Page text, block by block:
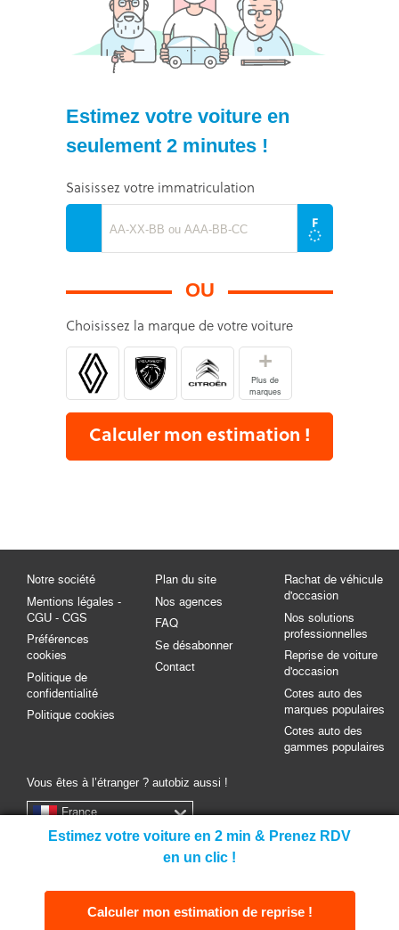
Estimez votre voiture en
seulement 2 minutes !
Saisissez votre immatriculation
OU
Choisissez la marque de votre voiture
+
Plus de
marques
Calculer mon estimation !
Estimez votre voiture en 2 min & Prenez RDV
en un clic !
Calculer mon estimation de reprise !
Notre société
Mentions légales -
CGU - CGS
Préférences
cookies
Politique de
confidentialité
Politique cookies
Plan du site
Nos agences
FAQ
Se désabonner
Contact
Rachat de véhicule
d'occasion
Nos solutions
professionnelles
Reprise de voiture
d'occasion
Cotes auto des
marques populaires
Cotes auto des
gammes populaires
Vous êtes à l’étranger ? autobiz aussi !
France
Copyright autobiz - 2026